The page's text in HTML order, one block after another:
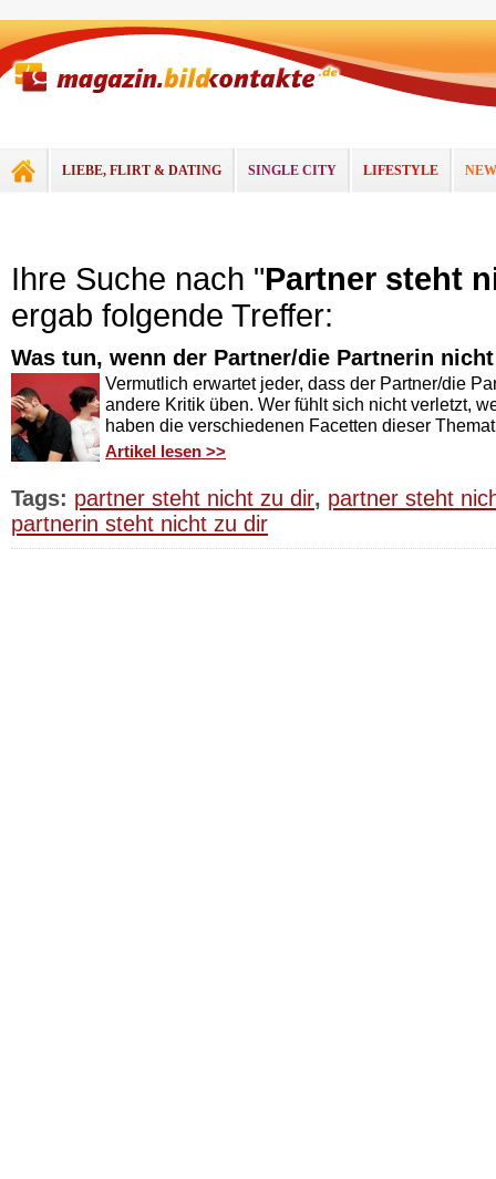
LIEBE, FLIRT & DATING SINGLE CITY LIFESTYLE
Ihre Suche nach "Partner steht
ergab folgende Treffer:
Was tun, wenn der Partner/die Partnerin
Vermutlich erwartet jeder, dass der Partner/die
andere Kritik üben. Wer fühlt sich nicht verletzt,
haben die verschiedenen Facetten dieser
Artikel lesen >>
Tags: partner steht nicht zu dir, partner steht
partnerin steht nicht zu dir